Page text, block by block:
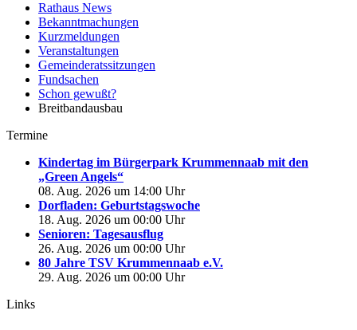
Rathaus News
Bekanntmachungen
Kurzmeldungen
Veranstaltungen
Gemeinderatssitzungen
Fundsachen
Schon gewußt?
Breitbandausbau
Termine
Kindertag im Bürgerpark Krummennaab mit den
„Green Angels“
08. Aug. 2026 um 14:00 Uhr
Dorfladen: Geburtstagswoche
18. Aug. 2026 um 00:00 Uhr
Senioren: Tagesausflug
26. Aug. 2026 um 00:00 Uhr
80 Jahre TSV Krummennaab e.V.
29. Aug. 2026 um 00:00 Uhr
Links